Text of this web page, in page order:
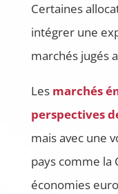
Certaines
intégrer une
marchés jugés
Les marchés
perspectives
mais avec une
pays comme la
économies